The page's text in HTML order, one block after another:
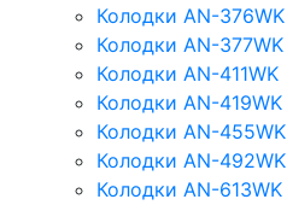
Колодки AN-376WK
Колодки AN-377WK
Колодки AN-411WK
Колодки AN-419WK
Колодки AN-455WK
Колодки AN-492WK
Колодки AN-613WK